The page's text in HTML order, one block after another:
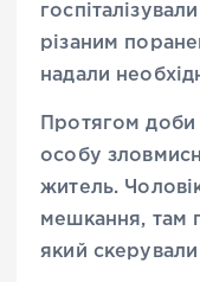
різаним
надали
Протягом доби
особу
житель.
мешкання, там
який